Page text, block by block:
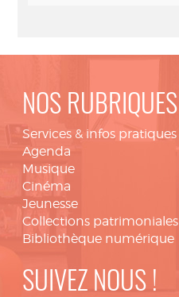
NOS RUBRIQUES
Services & infos pratiques
Agenda
Musique
Cinéma
Jeunesse
Collections patrimoniales
Bibliothèque numérique
SUIVEZ NOUS !